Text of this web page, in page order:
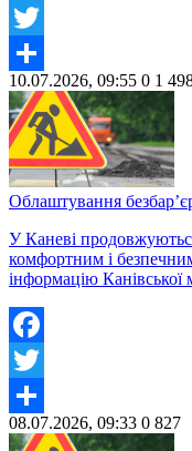
Facebook
Twitter
Share
10.07.2026, 09:55 0 1
Облаштування
У Каневі
комфортним і
інформацію
Facebook
Twitter
Share
08.07.2026, 09:33 0 827